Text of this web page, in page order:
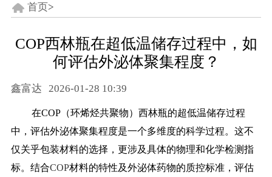
联系我们
CDE查询
首页>
COP西林瓶在超低温储存过程中，如
何评估外泌体聚集程度？
鑫富达 2026-01-28 10:39
在COP（环烯烃共聚物）西林瓶的超低温储存过程
中，评估外泌体聚集程度是一个多维度的科学过程。这不
仅关乎包装材料的选择，更涉及具体的物理和化学检测指
标。结合COP材料的特性及外泌体药物的质控标准，评估